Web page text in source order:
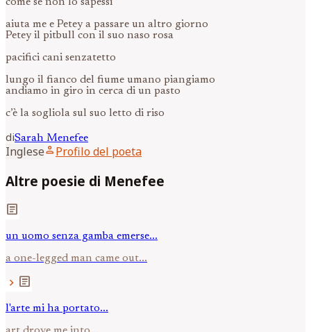
come se non lo sapessi
aiuta me e Petey a passare un altro giorno
Petey il pitbull con il suo naso rosa
pacifici cani senzatetto
lungo il fianco del fiume umano piangiamo
andiamo in giro in cerca di un pasto
c’è la sogliola sul suo letto di riso
diSarah Menefee
Ingleseperson Profilo del poeta
Altre poesie di Menefee
article
un uomo senza gamba emerse...
a one-legged man came out...
chevron_right article
l'arte mi ha portato...